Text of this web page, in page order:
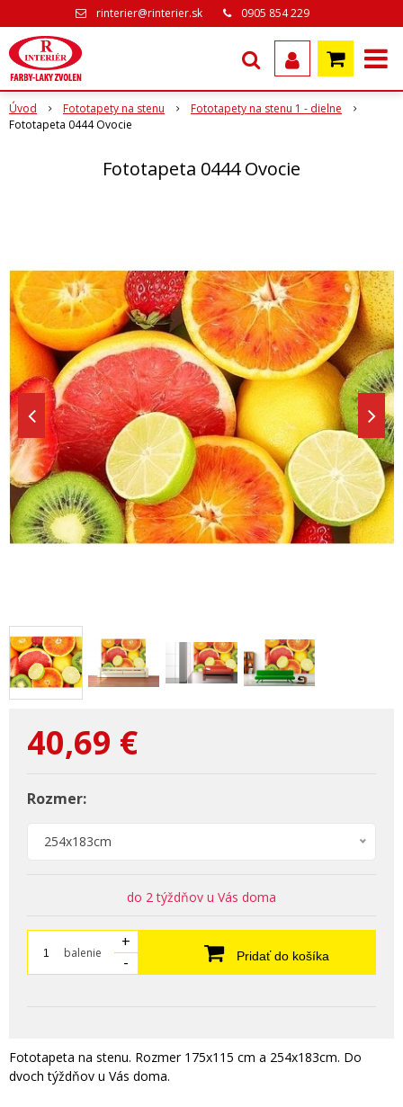
rinterier@rinterier.sk 0905 854 229
Úvod Fototapety na stenu
Fototapety na stenu 1 - dielne
Fototapeta 0444 Ovocie
Fototapeta 0444 Ovocie
40,69 €
Rozmer:
254x183cm
do 2 týždňov u Vás doma
balenie
+
-
Pridať do košíka
Fototapeta na stenu. Rozmer 175x115 cm a 254x183cm. Do
dvoch týždňov u Vás doma.